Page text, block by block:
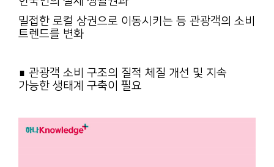
밀접한 로컬 상권으로 이동시키는 등 관광객의 소비
트렌드를 변화
∎ 관광객 소비 구조의 질적 체질 개선 및 지속
가능한 생태계 구축이 필요